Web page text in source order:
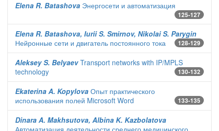
Elena R. Batashova Энергосети и автоматизация
125-127
Elena R. Batashova, Iurii S. Smirnov, Nikolai S. Parygin
Нейронные сети и двигатель постоянного тока
128-129
Aleksey S. BelyaevTransport networks with IP/MPLS
technology
130-132
Ekaterina A. Kopylova Опыт практического
использования полей Microsoft Word
133-135
Dinara A. Makhsutova, Albina K. Kazbolatova
Автоматизация деятельности среднего медицинского